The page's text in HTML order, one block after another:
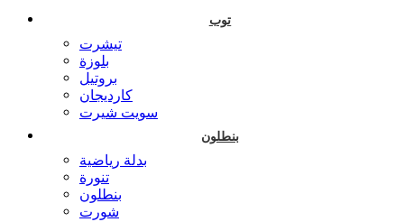
توب
تيشرت
بلوزة
بروتيل
كارديجان
سويت شيرت
بنطلون
بدلة رياضية
تنورة
بنطلون
شورت